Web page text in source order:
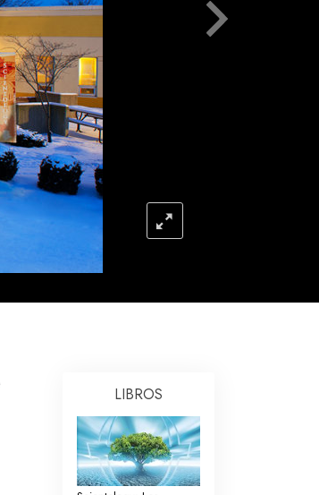
Respuestas a las Drogas
Los Niños
Herramientas para el Entorno Laboral
La Ética y las
Condiciones
La Causa de la Supresión
Investigaciones
Los Fundamentos de la Organización
LIBROS